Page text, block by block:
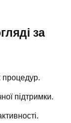
за
процедур.
підтримки.